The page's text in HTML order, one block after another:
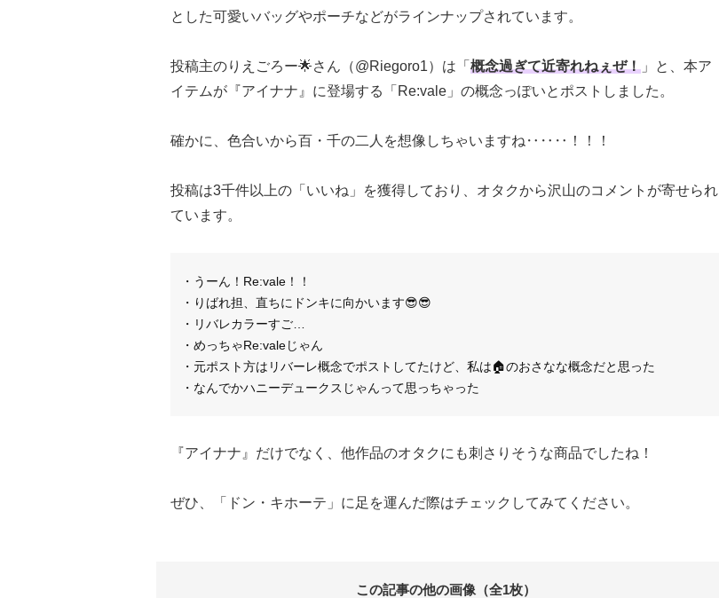
とした可愛いバッグやポーチなどがラインナップされています。
投稿主のりえごろー🌟さん（@Riegoro1）は「 概念過ぎて近寄れねぇぜ！ 」と、本ア
イテムが『アイナナ』に登場する「Re:vale」の概念っぽいとポストしました。
確かに、色合いから百・千の二人を想像しちゃいますね‥‥‥！！！
投稿は3千件以上の「いいね」を獲得しており、オタクから沢山のコメントが寄せられ
ています。
・うーん！Re:vale！！
・りばれ担、直ちにドンキに向かいます😎😎
・リバレカラーすご…
・めっちゃRe:valeじゃん
・元ポスト方はリバーレ概念でポストしてたけど、私は🏠のおさなな概念だと思った
・なんでかハニーデュークスじゃんって思っちゃった
『アイナナ』だけでなく、他作品のオタクにも刺さりそうな商品でしたね！
ぜひ、「ドン・キホーテ」に足を運んだ際はチェックしてみてください。
この記事の他の画像（全1枚）